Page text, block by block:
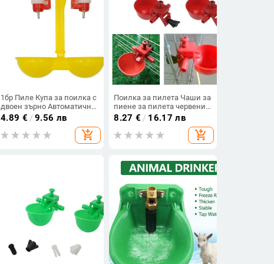
1бр Пиле Купа за поилка с
двоен зърно Автоматична
поилка Фонтан Птиче
пиле Пиене Висяща чаша
Консумативи за хранене
4.89 € /9.56 лв
add_shopping_cart
Поилка за пилета Чаши за
пиене за пилета червени
пъдпъдъци Купа за
поилка за пилета
Автоматична хранилка за
птицеферма Чаши за
8.27 € / 16.17 лв
add_shopping_cart